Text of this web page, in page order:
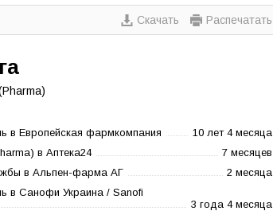
Скачать Распечатать
в Европейская фармкомпания
10 лет 4 месяца
в Аптека24
7 месяцев
в Альпен-фарма АГ
2 месяца
в Санофи Украина / Sanofi
3 года 4 месяца